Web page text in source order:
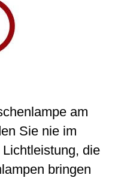
am
Sie nie im
die
bringen